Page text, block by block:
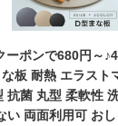
ーポンで680円～
板 耐熱 エラスト
抗菌 丸型 柔軟性
い 両面利用可 お